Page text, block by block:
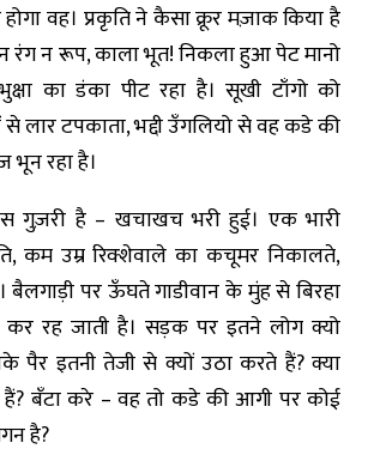
वह। प्रकृति ने कैसा क्रूर मज़ाक किया है
न रूप, काला भूत! निकला हुआ पेट मानो
का डंका पीट रहा है। सूखी टाँगो को
लार टपकाता, भद्दी उँगलियो से वह कडे की
भून रहा है।
है – खचाखच भरी हुई। एक भारी
कम उम्र रिक्शेवाले का कचूमर निकालते,
पर ऊँघते गाडीवान के मुंह से बिरहा
रह जाती है। सड़क पर इतने लोग क्यो
इतनी तेजी से क्यों उठा करते हैं? क्या
बँटा करे – वह तो कडे की आगी पर कोई
है?